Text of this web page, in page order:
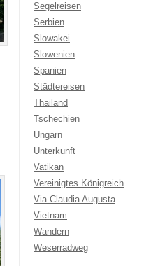
Segelreisen
Serbien
Slowakei
Slowenien
Spanien
Städtereisen
Thailand
Tschechien
Ungarn
Unterkunft
Vatikan
Vereinigtes Königreich
Via Claudia Augusta
Vietnam
Wandern
Weserradweg